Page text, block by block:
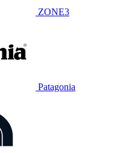
ZONE3
Patagonia